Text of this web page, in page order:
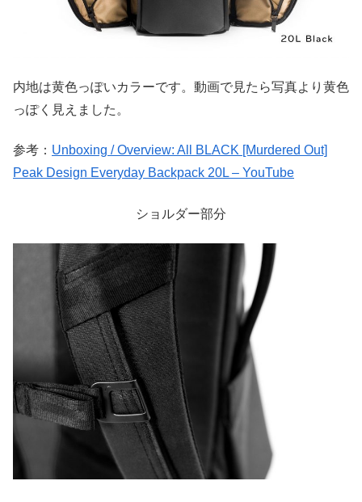
内地は黄色っぽいカラーです。動画で見たら写真より黄色
っぽく見えました。
参考： Unboxing / Overview: All BLACK [Murdered Out]
Peak Design Everyday Backpack 20L – YouTube
ショルダー部分